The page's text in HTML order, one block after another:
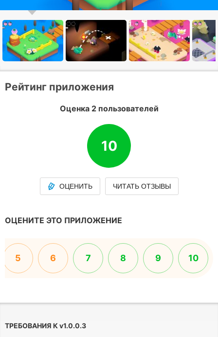
Рейтинг приложения
Оценка 2 пользователей
10
ОЦЕНИТЬ ЧИТАТЬ ОТЗЫВЫ
ОЦЕНИТЕ ЭТО ПРИЛОЖЕНИЕ
5 6 7 8 9 10
ТРЕБОВАНИЯ К v1.0.0.3